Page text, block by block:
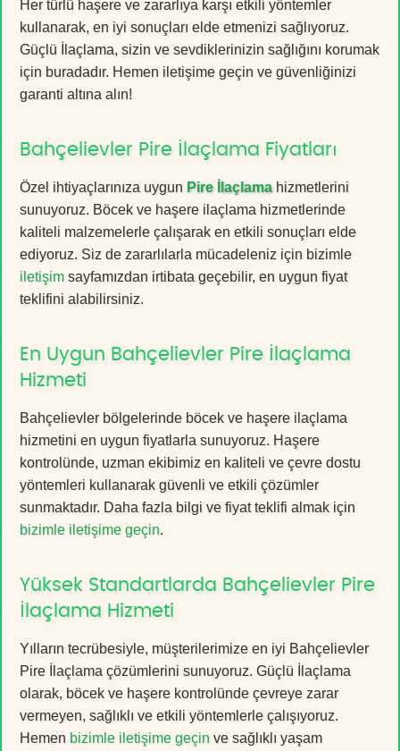
Her türlü haşere ve zararlıya karşı etkili yöntemler
kullanarak, en iyi sonuçları elde etmenizi sağlıyoruz.
Güçlü İlaçlama, sizin ve sevdiklerinizin sağlığını korumak
için buradadır. Hemen iletişime geçin ve güvenliğinizi
garanti altına alın!
Bahçelievler Pire İlaçlama Fiyatları
Özel ihtiyaçlarınıza uygun Pire İlaçlamahizmetlerini
sunuyoruz. Böcek ve haşere ilaçlama hizmetlerinde
kaliteli malzemelerle çalışarak en etkili sonuçları elde
ediyoruz. Siz de zararlılarla mücadeleniz için bizimle
iletişim sayfamızdan irtibata geçebilir, en uygun fiyat
teklifini alabilirsiniz.
En Uygun Bahçelievler Pire İlaçlama
Hizmeti
Bahçelievler bölgelerinde böcek ve haşere ilaçlama
hizmetini en uygun fiyatlarla sunuyoruz. Haşere
kontrolünde, uzman ekibimiz en kaliteli ve çevre dostu
yöntemleri kullanarak güvenli ve etkili çözümler
sunmaktadır. Daha fazla bilgi ve fiyat teklifi almak için
bizimle iletişime geçin.
Yüksek Standartlarda Bahçelievler Pire
İlaçlama Hizmeti
Yılların tecrübesiyle, müşterilerimize en iyi Bahçelievler
Pire İlaçlama çözümlerini sunuyoruz. Güçlü İlaçlama
olarak, böcek ve haşere kontrolünde çevreye zarar
vermeyen, sağlıklı ve etkili yöntemlerle çalışıyoruz.
Hemen bizimle iletişime geçin ve sağlıklı yaşam